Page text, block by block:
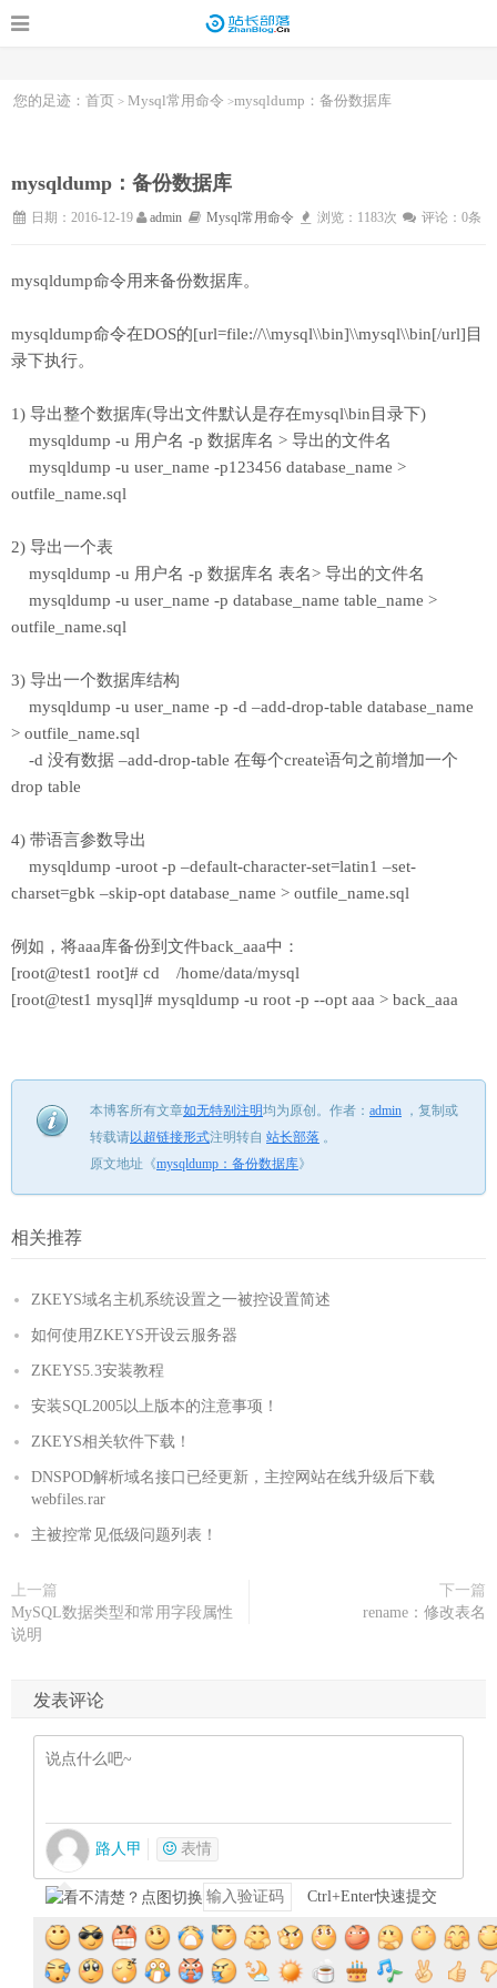
您的足迹： 首页 > Mysql常用命令 >mysqldump：备份数据库
mysqldump：备份数据库
日期：2016-12-19 admin Mysql常用命令 浏览：1183次 评论：0条
mysqldump命令用来备份数据库。
mysqldump命令在DOS的[url=file://\\mysql\\bin]\\mysql\\bin[/url]目
录下执行。
1) 导出整个数据库(导出文件默认是存在mysql\bin目录下)
mysqldump -u 用户名 -p 数据库名 > 导出的文件名
mysqldump -u user_name -p123456 database_name >
outfile_name.sql
2) 导出一个表
mysqldump -u 用户名 -p 数据库名 表名> 导出的文件名
mysqldump -u user_name -p database_name table_name >
outfile_name.sql
3) 导出一个数据库结构
mysqldump -u user_name -p -d –add-drop-table database_name
> outfile_name.sql
-d 没有数据 –add-drop-table 在每个create语句之前增加一个
drop table
4) 带语言参数导出
mysqldump -uroot -p –default-character-set=latin1 –set-
charset=gbk –skip-opt database_name > outfile_name.sql
例如，将aaa库备份到文件back_aaa中：
[root@test1 root]# cd /home/data/mysql
[root@test1 mysql]# mysqldump -u root -p --opt aaa > back_aaa
本博客所有文章如无特别注明均为原创。 作者： admin ， 复制或
转载请以超链接形式注明转自 站长部落 。
原文地址《mysqldump：备份数据库》
相关推荐
ZKEYS域名主机系统设置之一被控设置简述
如何使用ZKEYS开设云服务器
ZKEYS5.3安装教程
安装SQL2005以上版本的注意事项！
ZKEYS相关软件下载！
DNSPOD解析域名接口已经更新，主控网站在线升级后下载
webfiles.rar
主被控常见低级问题列表！
上一篇
MySQL数据类型和常用字段属性
说明
下一篇
rename：修改表名
发表评论
路人甲 表情
Ctrl+Enter快速提交
提交评论